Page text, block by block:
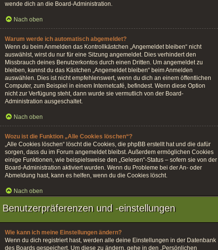
wende dich an die Board-Administration.
Nach oben
Warum werde ich automatisch abgemeldet?
Wenn du beim Anmelden das Kontrollkästchen „Angemeldet bleiben“ nicht
auswählst, wirst du nur für eine Sitzung angemeldet. Dies verhindert den
Missbrauch deines Benutzerkontos durch einen Dritten. Um angemeldet zu
bleiben, kannst du das Kästchen „Angemeldet bleiben“ beim Anmelden
auswählen. Dies ist nicht empfehlenswert, wenn du dich an einem öffentlichen
Computer, zum Beispiel in einem Internetcafé, befindest. Wenn diese Option
nicht zur Verfügung steht, dann wurde sie vermutlich von der Board-
Administration ausgeschaltet.
Nach oben
Wozu ist die Funktion „Alle Cookies löschen“?
„Alle Cookies löschen“ löscht die Cookies, die phpBB erstellt hat und die dafür
sorgen, dass du im Forum angemeldet bleibst. Außerdem ermöglichen Cookies
einige Funktionen, wie beispielsweise den „Gelesen“-Status – sofern sie von der
Board-Administration aktiviert wurden. Wenn du Probleme bei der An- oder
Abmeldung hast, kann es helfen, wenn du die Cookies löscht.
Nach oben
Benutzerpräferenzen und -einstellungen
Wie kann ich meine Einstellungen ändern?
Wenn du dich registriert hast, werden alle deine Einstellungen in der Datenbank
des Boards gespeichert. Um diese zu ändern, gehe in den „Persönlichen